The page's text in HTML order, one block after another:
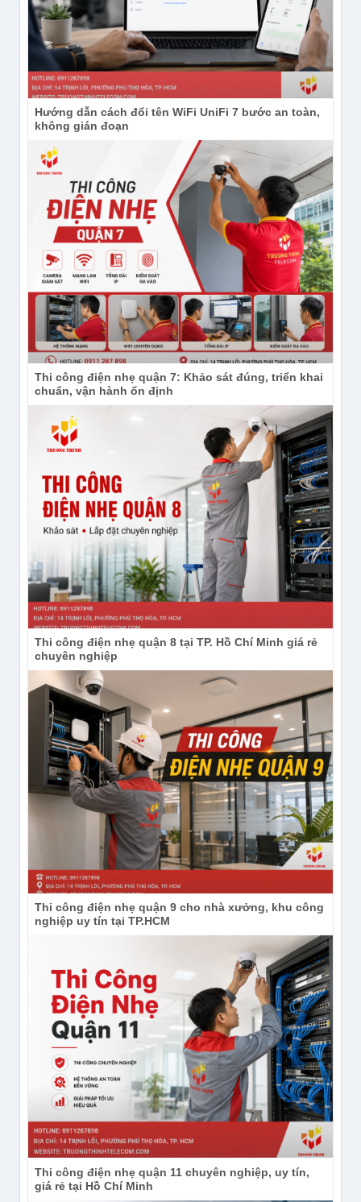
Hướng dẫn cách đổi tên WiFi UniFi 7 bước an toàn,
không gián đoạn
Thi công điện nhẹ quận 7: Khảo sát đúng, triển khai
chuẩn, vận hành ổn định
Thi công điện nhẹ quận 8 tại TP. Hồ Chí Minh giá rẻ
chuyên nghiệp
Thi công điện nhẹ quận 9 cho nhà xưởng, khu công
nghiệp uy tín tại TP.HCM
Thi công điện nhẹ quận 11 chuyên nghiệp, uy tín,
giá rẻ tại Hồ Chí Minh